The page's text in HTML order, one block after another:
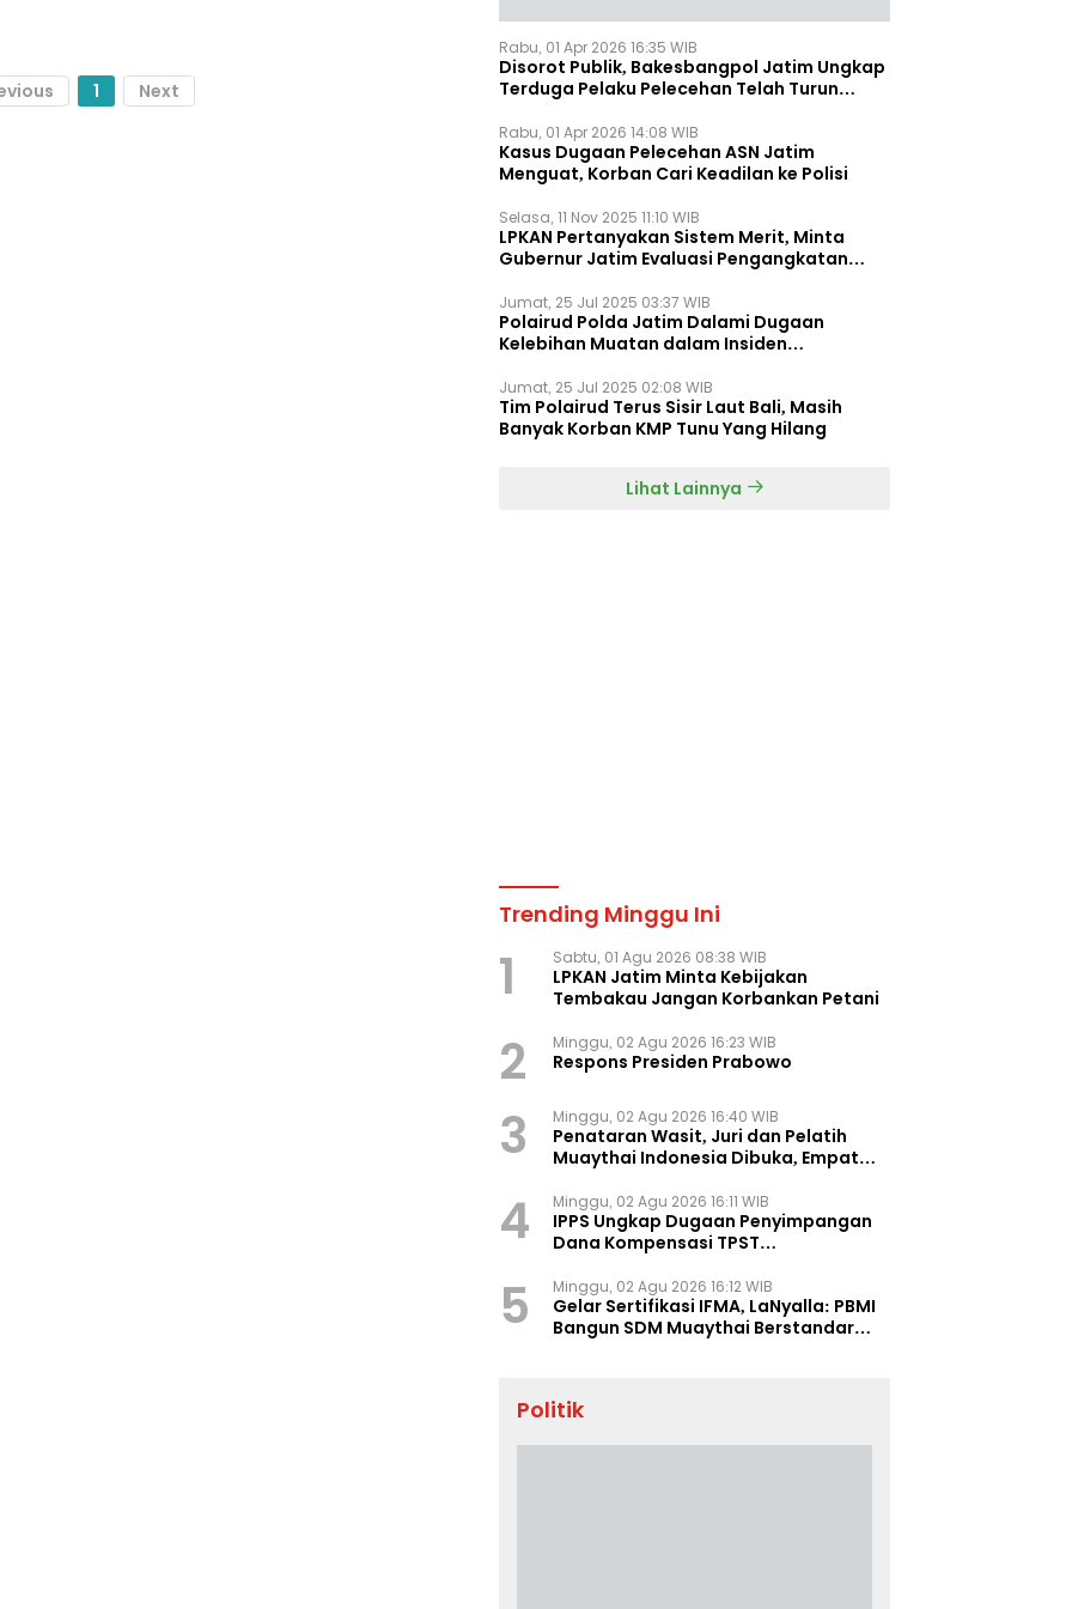
1 Next
Rabu, 01 Apr 2026 16:35 WIB
Disorot Publik, Bakesbangpol Jatim Ungkap
Terduga Pelaku Pelecehan Telah Turun
Rabu, 01 Apr 2026 14:08 WIB
Kasus Dugaan Pelecehan ASN Jatim
Menguat, Korban Cari Keadilan ke Polisi
Selasa, 11 Nov 2025 11:10 WIB
LPKAN Pertanyakan Sistem Merit, Minta
Gubernur Jatim Evaluasi Pengangkatan
Jumat, 25 Jul 2025 03:37 WIB
Polairud Polda Jatim Dalami Dugaan
Kelebihan Muatan dalam Insiden
Jumat, 25 Jul 2025 02:08 WIB
Tim Polairud Terus Sisir Laut Bali, Masih
Banyak Korban KMP Tunu Yang Hilang
Lihat Lainnya
Trending Minggu Ini
1 Sabtu, 01 Agu 2026 08:38 WIB
LPKAN Jatim Minta Kebijakan
Tembakau Jangan Korbankan Petani
2 Minggu, 02 Agu 2026 16:23 WIB
Respons Presiden Prabowo
3 Minggu, 02 Agu 2026 16:40 WIB
Penataran Wasit, Juri dan Pelatih
Muaythai Indonesia Dibuka, Empat
4 Minggu, 02 Agu 2026 16:11 WIB
IPPS Ungkap Dugaan Penyimpangan
Dana Kompensasi TPST
5 Minggu, 02 Agu 2026 16:12 WIB
Gelar Sertifikasi IFMA, LaNyalla: PBMI
Bangun SDM Muaythai Berstandar
Politik